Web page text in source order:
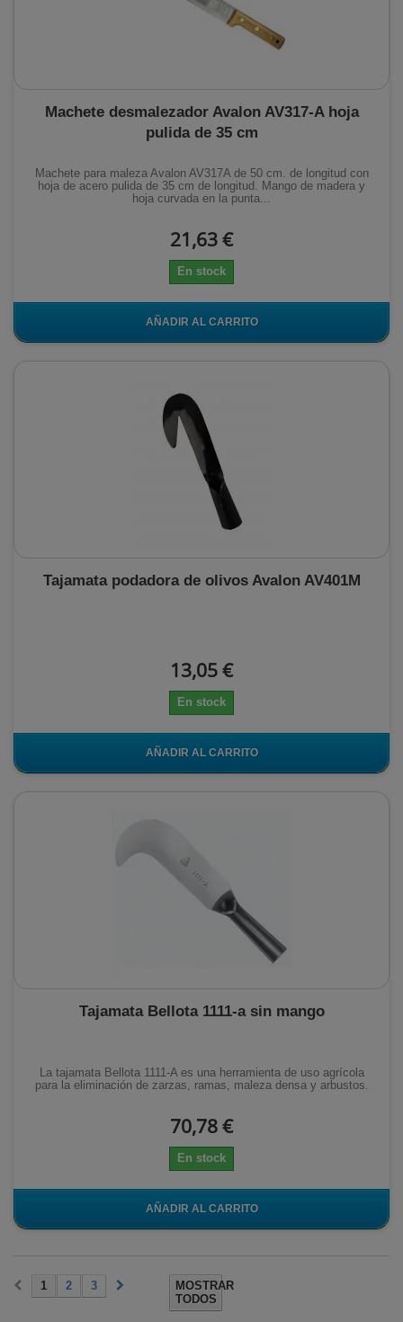
Machete desmalezador Avalon AV317-A hoja
pulida de 35 cm
Machete para maleza Avalon AV317A de 50 cm. de longitud con
hoja de acero pulida de 35 cm de longitud. Mango de madera y
hoja curvada en la punta...
21,63 €
En stock
AÑADIR AL CARRITO
Tajamata podadora de olivos Avalon AV401M
13,05 €
En stock
AÑADIR AL CARRITO
Tajamata Bellota 1111-a sin mango
La tajamata Bellota 1111-A es una herramienta de uso agrícola
para la eliminación de zarzas, ramas, maleza densa y arbustos.
70,78 €
En stock
AÑADIR AL CARRITO
MOSTRAR
TODOS
1 2 3